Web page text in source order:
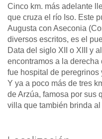
Cinco km. más adelante
que cruza el río Iso. Este
Augusta con Aseconia
diversos escritos, es el
Data del siglo XII o XIII y
encontramos a la
fue hospital de
Y ya a poco más de tres
de Arzúa, famosa por sus
villa que también brinda